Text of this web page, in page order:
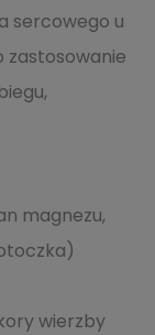
sercowego u
zastosowanie
magnezu,
wierzby